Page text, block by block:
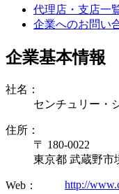
代理店・支店一
企業へのお問い
企業基本情報
社名：
センチュリー・
住所：
〒 180-0022
東京都 武蔵野
Web： http://